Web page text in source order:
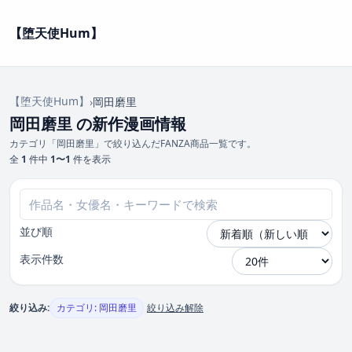
【堕天使Hum】
【堕天使Hum】 ›岡田磨里
岡田磨里 の新作漫画情報
カテゴリ「岡田磨里」で絞り込んだFANZA商品一覧です。
全 1 件中 1〜1 件を表示
並び順
表示件数
絞り込み: カテゴリ: 岡田磨里 絞り込み解除